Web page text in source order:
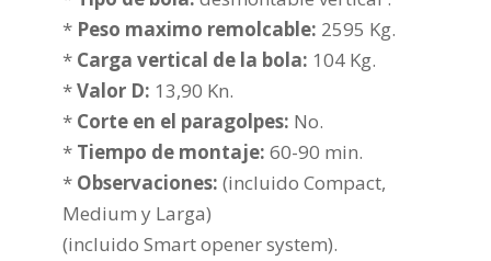
desde
376,73€
452,24€
* Peso maximo remolcable: 2595 Kg.
* Carga vertical de la bola: 104 Kg.
*Valor D: 13,90 Kn.
* Corte en el paragolpes: No.
* Tiempo de montaje: 60-90 min.
* Observaciones: (incluido Compact,
Medium y Larga)
(incluido Smart opener system).